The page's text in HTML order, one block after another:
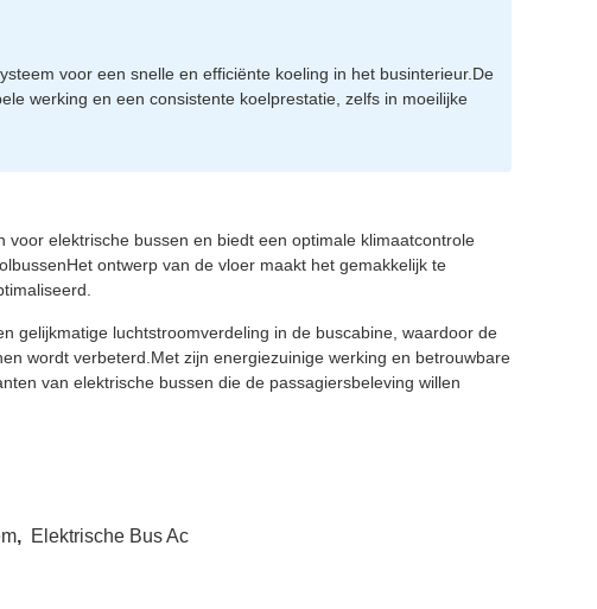
voor een snelle en efficiënte koeling in het businterieur.De
werking en een consistente koelprestatie, zelfs in moeilijke
elektrische bussen en biedt een optimale klimaatcontrole
ontwerp van de vloer maakt het gemakkelijk te
gelijkmatige luchtstroomverdeling in de buscabine, waardoor de
wordt verbeterd.Met zijn energiezuinige werking en betrouwbare
van elektrische bussen die de passagiersbeleving willen
, Elektrische Bus Ac